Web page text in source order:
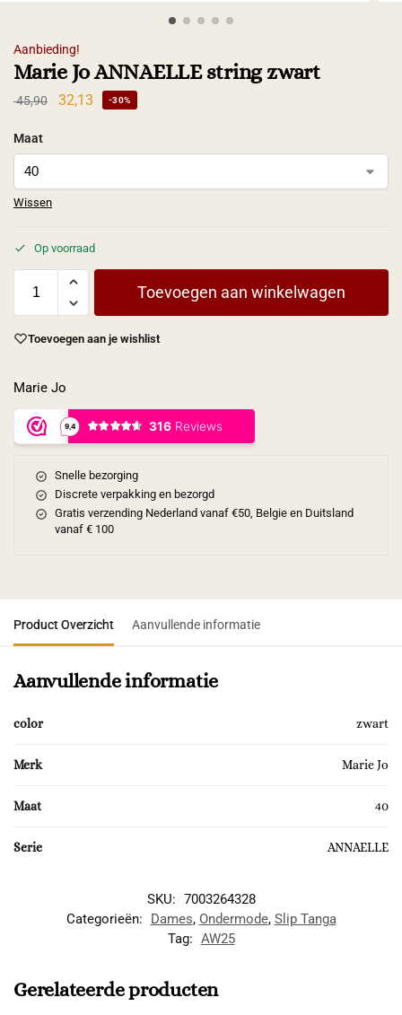
Aanbieding!
Marie Jo ANNAELLE string zwart
45,90 32,13 -30%
Maat
Wissen
Op voorraad
Toevoegen aan winkelwagen
Toevoegen aan je wishlist
Marie Jo
Snelle bezorging
Discrete verpakking en bezorgd
Gratis verzending Nederland vanaf €50, Belgie en Duitsland
vanaf € 100
Product Overzicht Aanvullende informatie
Aanvullende informatie
color zwart
Merk Marie Jo
Maat 40
Serie ANNAELLE
SKU: 7003264328
Categorieën:
Dames, Ondermode, Slip Tanga
Tag: AW25
Gerelateerde producten